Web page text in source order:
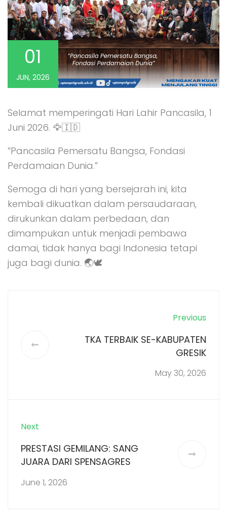
01
JUN, 2026
Selamat memperingati Hari Lahir Pancasila, 1
Juni 2026. 🦅🇮🇩
​”Pancasila Pemersatu Bangsa, Fondasi
Perdamaian Dunia.”
Semoga di hari yang bersejarah ini, kita
kembali dikuatkan dalam persaudaraan,
dirukunkan dalam perbedaan, dan
dimampukan untuk menjadi pembawa
damai, tidak hanya bagi Indonesia tetapi
juga bagi dunia. 🌏🕊️
Previous
TKA TERBAIK SE-KABUPATEN
GRESIK
May 30, 2026
Next
PRESTASI GEMILANG: SANG
JUARA DARI SPENSAGRES
June 1, 2026